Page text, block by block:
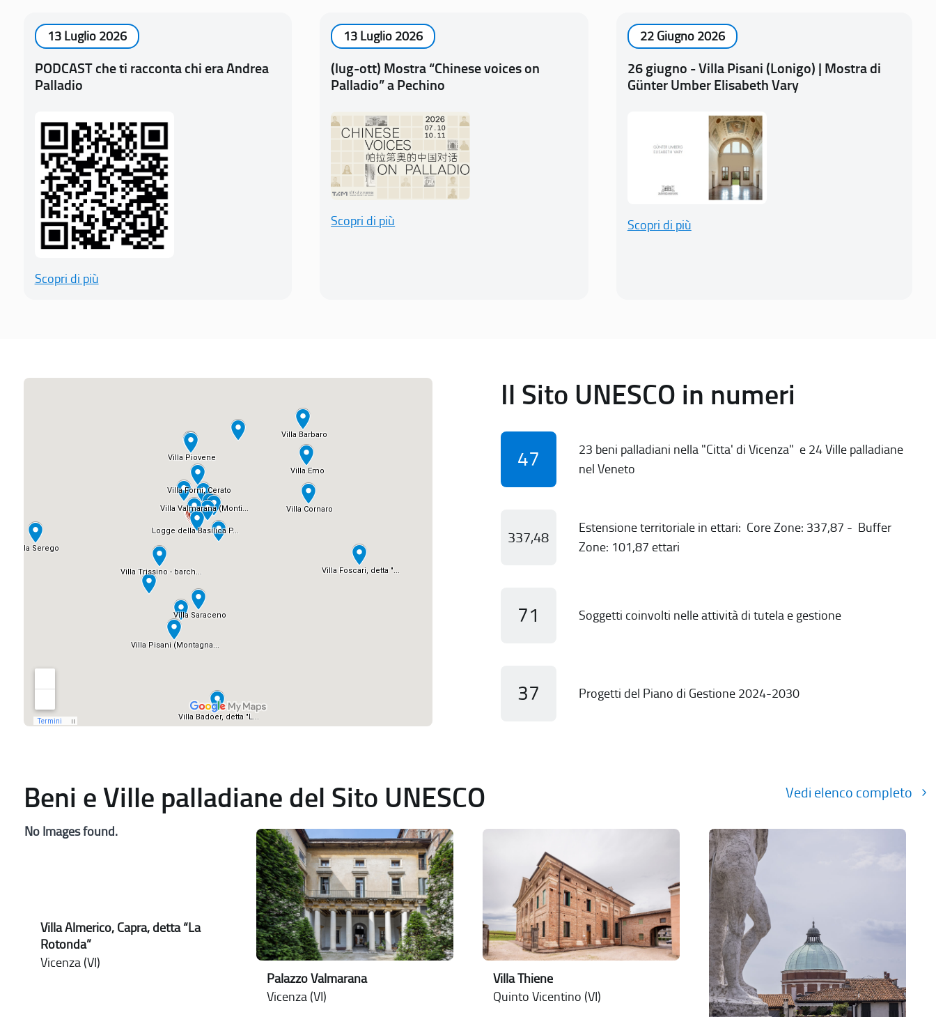
13 Luglio 2026
PODCAST che ti racconta chi era Andrea
Palladio
Scopri di più
13 Luglio 2026
(lug-ott) Mostra “Chinese voices on
Palladio” a Pechino
Scopri di più
22 Giugno 2026
26 giugno - Villa Pisani (Lonigo) | Mostra di
Günter Umber Elisabeth Vary
Scopri di più
Il Sito UNESCO in numeri
47
23 beni palladiani nella "Citta' di Vicenza" e 24 Ville palladiane
nel Veneto
337,48
Estensione territoriale in ettari: Core Zone: 337,87 - Buffer
Zone: 101,87 ettari
71 Soggetti coinvolti nelle attività di tutela e gestione
37 Progetti del Piano di Gestione 2024-2030
Beni e Ville palladiane del Sito UNESCO Vedi elenco completo
No Images found.
Villa Almerico, Capra, detta “La
Rotonda”
Vicenza (VI)
Palazzo Valmarana
Vicenza (VI)
Villa Thiene
Quinto Vicentino (VI)